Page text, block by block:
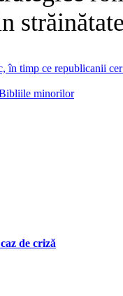
în timp ce republicanii
Bibliile minorilor
de criză